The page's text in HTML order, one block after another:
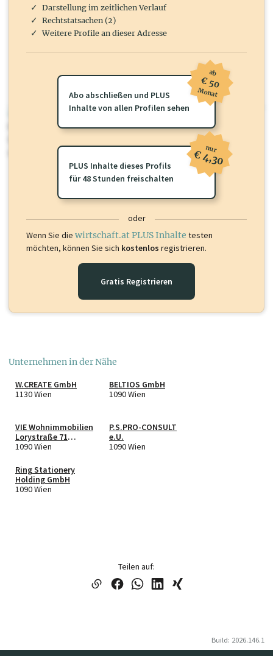
wirtschaft.at PLUS
Für dieses Profil gibt es zusätzlichewirtschaft.at PLUS Inhalte
Sie momentan nicht einsehen können. Schalten Sie dieses Profil frei
oder loggen Sie sich ein um diese Inhalte zu sehen.
Darstellung im zeitlichen Verlauf
Rechtstatsachen (2)
Weitere Profile an dieser Adresse
Abo abschließen und PLUS
Inhalte von allen Profilen sehen
ab
€ 50
Monat
PLUS Inhalte dieses Profils
für 48 Stunden freischalten
nur
€ 4,30
oder
Wenn Sie die wirtschaft.at PLUS Inhalte testen
möchten, können Sie sich kostenlos registrieren.
Gratis Registrieren
Unternehmen in der Nähe
W.CREATE GmbH
1130 Wien
BELTIOS GmbH
1090 Wien
VIE Wohnimmobilien
Lorystraße 71
Entwicklung GmbH
1090 Wien
P.S.PRO-CONSULT
e.U.
1090 Wien
Ring Stationery
Holding GmbH
1090 Wien
Teilen auf:
Build: 2026.146.1